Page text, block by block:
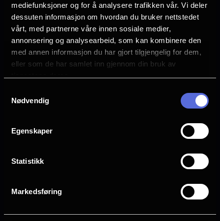
mediefunksjoner og for å analysere trafikken vår. Vi deler
dessuten informasjon om hvordan du bruker nettstedet
vårt, med partnerne våre innen sosiale medier,
annonsering og analysearbeid, som kan kombinere den
med annen informasjon du har gjort tilgjengelig for dem,
eller som de har samlet inn gjennom din bruk av
Nødvendig
Egenskaper
Statistikk
Markedsføring
Vurdering: (54 stemmer 80.09%)
Rollebesetning
Zoe Saldana
Shirley Henderson
Remy Edgerly
Animation
The Walt Disney Company Nordic
Se mer